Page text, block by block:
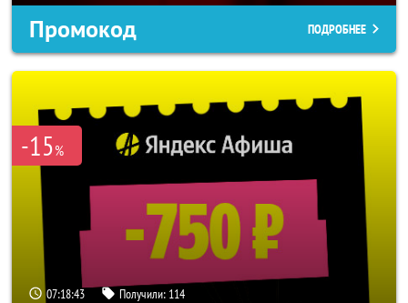
Промокод ПОДРОБНЕЕ
-15%
07:18:42 Получили: 114